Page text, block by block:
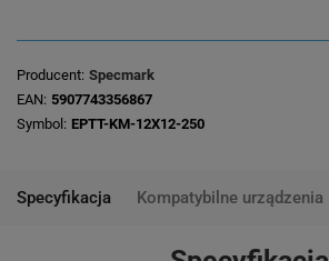
Producent Specmark
EAN 5907743356867
Symbol EPTT-KM-12X12-250
Specyfikacja Kompatybilne urządzenia